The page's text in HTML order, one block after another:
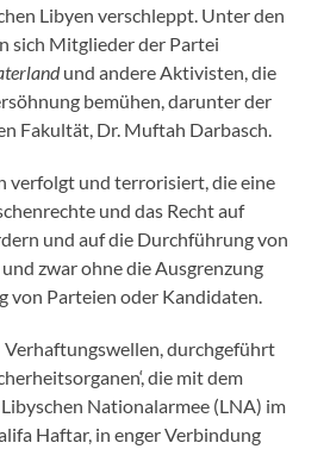
Libyen verschleppt. Unter den
sich Mitglieder der Partei
und andere Aktivisten, die
bemühen, darunter der
Fakultät, Dr. Muftah Darbasch.
verfolgt und terrorisiert, die eine
und das Recht auf
und auf die Durchführung von
zwar ohne die Ausgrenzung
von Parteien oder Kandidaten.
Verhaftungswellen, durchgeführt
die mit dem
Nationalarmee (LNA) im
Haftar, in enger Verbindung